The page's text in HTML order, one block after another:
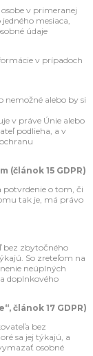
v primeranej
mesiaca,
údaje
v prípadoch
nemožné alebo by si
v práve Únie alebo
podlieha, a v
(článok 15 GDPR)
potvrdenie o tom, či
tak je, má právo
bez zbytočného
So zreteľom na
neúplných
doplnkového
článok 17 GDPR)
bez
sa jej týkajú, a
osobné